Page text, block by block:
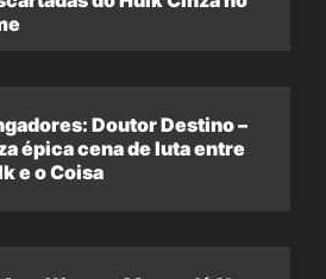
Doutor Destino –
épica cena de luta entre
e o Coisa